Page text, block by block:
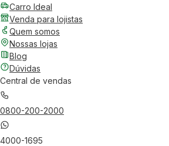
Carro Ideal
Venda para lojistas
Quem somos
Nossas lojas
Blog
Dúvidas
Central de vendas
0800-200-2000
4000-1695